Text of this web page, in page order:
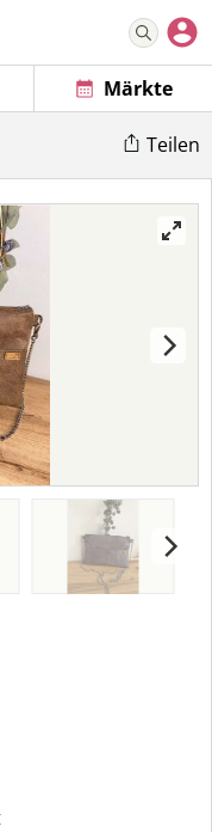
Märkte
Teilen